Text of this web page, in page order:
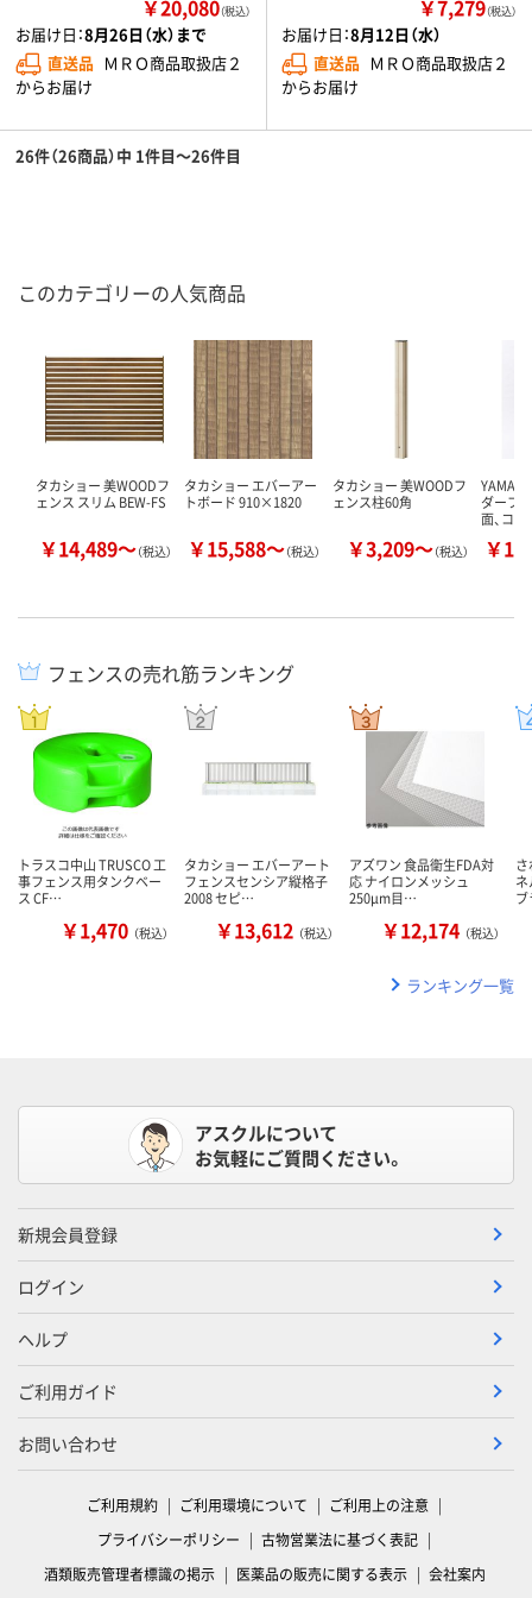
￥20,080（税込）
お届け日：8月26日（水）まで
直送品 ＭＲＯ商品取扱店２
からお届け
￥7,279（税込）
お届け日：8月12日（水）
直送品 ＭＲＯ商品取扱店２
からお届け
26件（26商品）中 1件目～26件目
このカテゴリーの人気商品
タカショー 美WOODフ
ェンス スリム BEW-FS
￥14,489～（税込）
タカショー エバーアー
トボード 910×1820
￥15,588～（税込）
タカショー 美WOODフ
ェンス柱60角
￥3,209～（税込）
ダーフ
面、コ
￥
フェンスの売れ筋ランキング
トラスコ中山 TRUSCO 工
事フェンス用タンクベー
ス CF…
￥1,470 （税込）
タカショー エバーアート
フェンスセンシア縦格子
2008 セピ…
￥13,612 （税込）
アズワン 食品衛生FDA対
応 ナイロンメッシュ
250μm目…
￥12,174 （税込）
ランキング一覧
アスクルについて
お気軽にご質問ください。
新規会員登録
ログイン
ヘルプ
ご利用ガイド
お問い合わせ
ご利用規約 ご利用環境について
ご利用上の注意
プライバシーポリシー
古物営業法に基づく表記
酒類販売管理者標識の掲示
医薬品の販売に関する表示 会社案内